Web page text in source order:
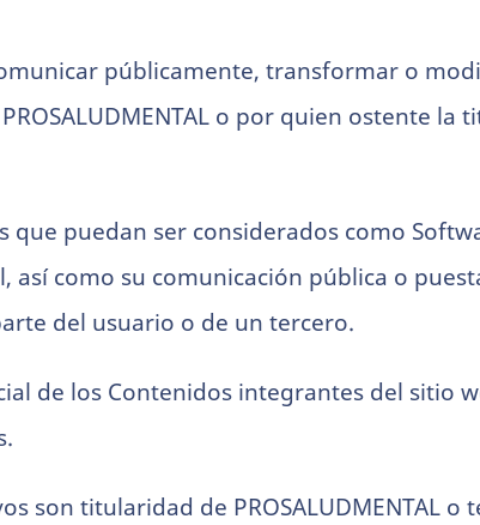
públicamente, transformar o
o por quien ostente
puedan ser considerados como
como su comunicación pública o
del usuario o de un tercero.
de los Contenidos integrantes del sitio
son titularidad de PROSALUDMENTAL